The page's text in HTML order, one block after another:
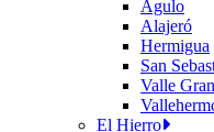
Agulo
Alajeró
Hermigua
San
Valle
El Hierro